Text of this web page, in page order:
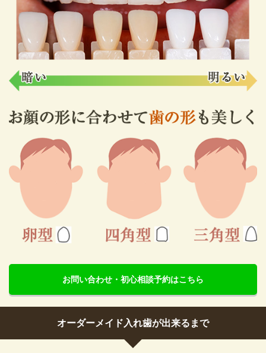
お問い合わせ・初心相談予約はこちら
オーダーメイド入れ歯が出来るまで